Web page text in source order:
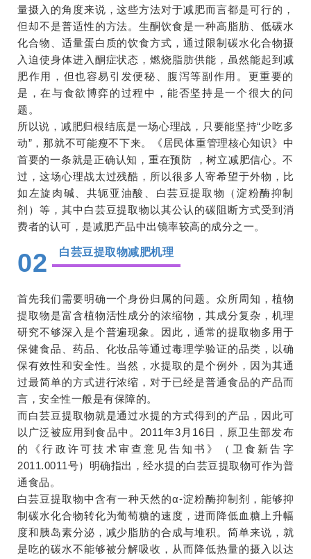
量摄入的角度来说，这些方法对于减肥而言都是可行的，
但却不是普适性的方法。生酮饮食是一种高脂肪、低碳水
化合物、适量蛋白质的饮食方式，通过限制碳水化合物摄
入迫使身体进入酮症状态，燃烧脂肪供能，虽然能起到减
肥作用，但也容易引发便秘、腹泻等副作用。更重要的
是，在与食欲博弈的过程中，能否坚持是一个很大的问
题。
所以说，减肥归根结底是一场心理战，只要能坚持“少吃多
动”，那就不可能瘦不下来。《居民体重管理核心知识》中
首要的一条就是正确认知，重在预防 ，树立减肥信心。不
过，这场心理战太过残酷，所以很多人寄希望于外物，比
如左旋肉碱、共轭亚油酸、白芸豆提取物（淀粉酶抑制
剂）等，其中白芸豆提取物以其公认的碳阻断方式受到消
费者的认可，是减肥产品中出镜率较高的成分之一。
02 白芸豆提取物减肥机理
首先我们需要明确一个身份归属的问题。众所周知，植物
提取物是富含植物活性成分的浓缩物，其成分复杂，机理
研究不够深入是个普遍现象。因此，通常的提取物多用于
保健食品、药品、化妆品等通过毒理学验证的品类，以确
保有效性和安全性。当然，水提取的是个例外，因为其通
过最简单的方式进行浓缩，对于已经是普通食品的产品而
言，安全性一般是有保障的。
而白芸豆提取物就是通过水提的方式得到的产品，因此可
以广泛被应用到食品中。2011年3月16日，原卫生部发布
的《行政许可技术审查意见告知书》（卫食新告字
2011.0011号）明确指出，经水提的白芸豆提取物可作为普
通食品。
白芸豆提取物中含有一种天然的α-淀粉酶抑制剂，能够抑
制碳水化合物转化为葡萄糖的速度，进而降低血糖上升幅
度和胰岛素分泌，减少脂肪的合成与堆积。简单来说，就
是吃的碳水不能够被分解吸收，从而降低热量的摄入以达